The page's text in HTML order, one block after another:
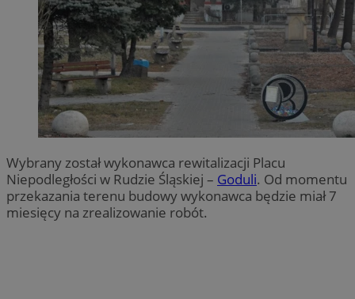
Wybrany został wykonawca rewitalizacji Placu
Niepodległości w Rudzie Śląskiej – Goduli. Od momentu
przekazania terenu budowy wykonawca będzie miał 7
miesięcy na zrealizowanie robót.